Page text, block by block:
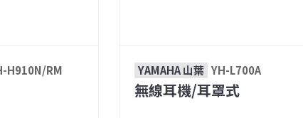
H910N/RM YAMAHA 山葉 YH-L700A
無線耳機/耳罩式